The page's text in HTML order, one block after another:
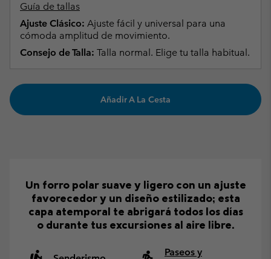
Guía de tallas
Ajuste Clásico: Ajuste fácil y universal para una
cómoda amplitud de movimiento.
Consejo de Talla: Talla normal. Elige tu talla habitual.
Añadir A La Cesta
Un forro polar suave y ligero con un ajuste
favorecedor y un diseño estilizado; esta
capa atemporal te abrigará todos los días
o durante tus excursiones al aire libre.
Paseos y